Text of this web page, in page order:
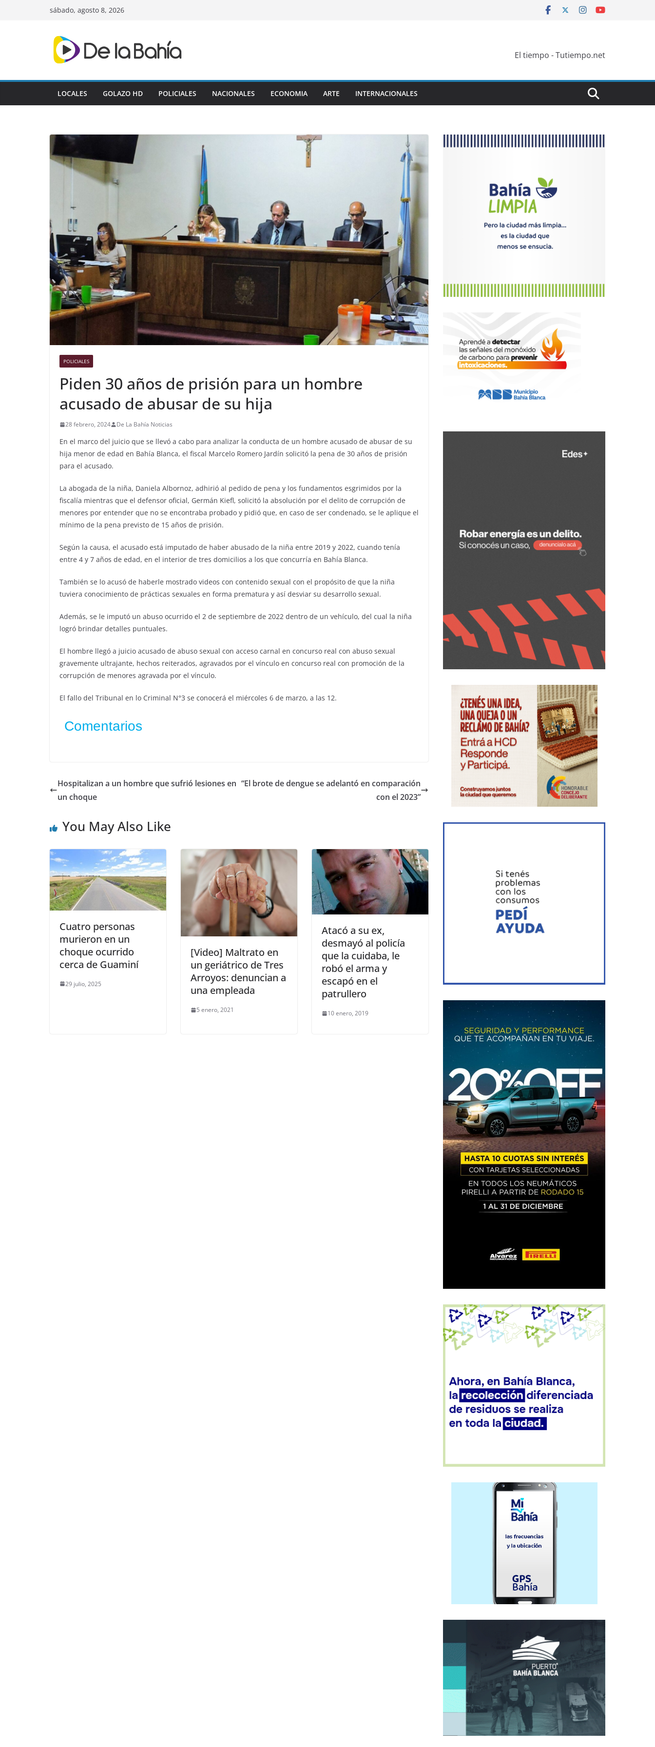
sábado, agosto 8, 2026
El tiempo - Tutiempo.net
LOCALES GOLAZO HD POLICIALES NACIONALES ECONOMIA ARTE INTERNACIONALES
POLICIALES
Piden 30 años de prisión para un hombre
acusado de abusar de su hija
28 febrero, 2024 De La Bahía Noticias
En el marco del juicio que se llevó a cabo para analizar la conducta de un hombre acusado de abusar de su
hija menor de edad en Bahía Blanca, el fiscal Marcelo Romero Jardín solicitó la pena de 30 años de prisión
para el acusado.
La abogada de la niña, Daniela Albornoz, adhirió al pedido de pena y los fundamentos esgrimidos por la
fiscalía mientras que el defensor oficial, Germán Kiefl, solicitó la absolución por el delito de corrupción de
menores por entender que no se encontraba probado y pidió que, en caso de ser condenado, se le aplique el
mínimo de la pena previsto de 15 años de prisión.
Según la causa, el acusado está imputado de haber abusado de la niña entre 2019 y 2022, cuando tenía
entre 4 y 7 años de edad, en el interior de tres domicilios a los que concurría en Bahía Blanca.
También se lo acusó de haberle mostrado videos con contenido sexual con el propósito de que la niña
tuviera conocimiento de prácticas sexuales en forma prematura y así desviar su desarrollo sexual.
Además, se le imputó un abuso ocurrido el 2 de septiembre de 2022 dentro de un vehículo, del cual la niña
logró brindar detalles puntuales.
El hombre llegó a juicio acusado de abuso sexual con acceso carnal en concurso real con abuso sexual
gravemente ultrajante, hechos reiterados, agravados por el vínculo en concurso real con promoción de la
corrupción de menores agravada por el vínculo.
El fallo del Tribunal en lo Criminal N°3 se conocerá el miércoles 6 de marzo, a las 12.
Comentarios
Hospitalizan a un hombre que sufrió lesiones en
un choque
“El brote de dengue se adelantó en comparación
con el 2023”
You May Also Like
Cuatro personas
murieron en un
choque ocurrido
cerca de Guaminí
29 julio, 2025
[Video] Maltrato en
un geriátrico de Tres
Arroyos: denuncian a
una empleada
5 enero, 2021
Atacó a su ex,
desmayó al policía
que la cuidaba, le
robó el arma y
escapó en el
patrullero
10 enero, 2019